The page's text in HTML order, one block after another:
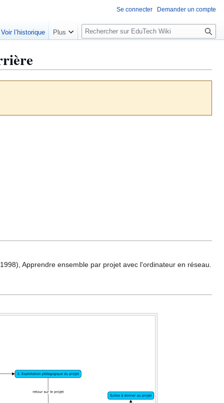
Apprendre ensemble par projet avec l'ordinateur en réseau.
Se connecter Demander un compte
Voir l’historique Plus
R
e
e